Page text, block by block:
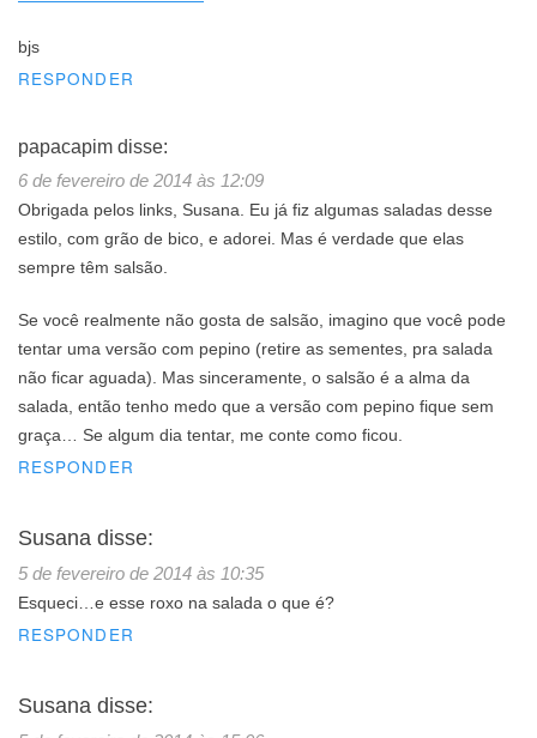
bjs
RESPONDER
papacapim disse:
6 de fevereiro de 2014 às 12:09
Obrigada pelos links, Susana. Eu já fiz algumas saladas desse
estilo, com grão de bico, e adorei. Mas é verdade que elas
sempre têm salsão.
Se você realmente não gosta de salsão, imagino que você pode
tentar uma versão com pepino (retire as sementes, pra salada
não ficar aguada). Mas sinceramente, o salsão é a alma da
salada, então tenho medo que a versão com pepino fique sem
graça… Se algum dia tentar, me conte como ficou.
RESPONDER
Susana disse:
5 de fevereiro de 2014 às 10:35
Esqueci…e esse roxo na salada o que é?
RESPONDER
Susana disse: